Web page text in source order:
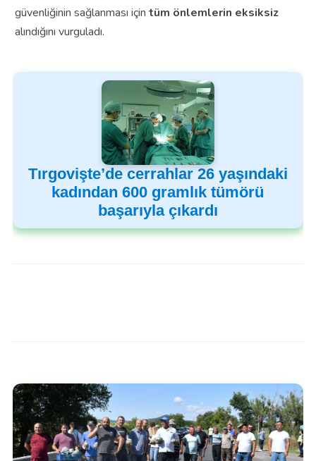
güvenliğinin sağlanması için tüm önlemlerin eksiksiz
alındığını vurguladı.
Tırgovişte’de cerrahlar 26 yaşındaki
kadından 600 gramlık tümörü
başarıyla çıkardı